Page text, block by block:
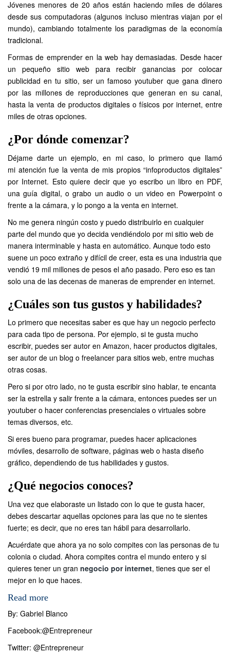
Jóvenes menores de 20 años están haciendo miles de dólares
desde sus computadoras (algunos incluso mientras viajan por el
mundo), cambiando totalmente los paradigmas de la economía
tradicional.
Formas de emprender en la web hay demasiadas. Desde hacer
un pequeño sitio web para recibir ganancias por colocar
publicidad en tu sitio, ser un famosoyoutuber que gana dinero
por las millones de reproducciones que generan en su canal,
hasta la venta de productos digitales o físicos por internet, entre
miles de otras opciones.
¿Por dónde comenzar?
Déjame darte un ejemplo, en mi caso, lo primero que llamó
mi atención fue la venta de mis propios “infoproductos digitales”
por Internet. Esto quiere decir que yo escribo un libro en PDF,
una guía digital, o grabo un audio o un video en Powerpoint o
frente a la cámara, y lo pongo a la venta en internet.
No me genera ningún costo y puedo distribuirlo en cualquier
parte del mundo que yo decida vendiéndolo por mi sitio web de
manera interminable y hasta en automático. Aunque todo esto
suene un poco extraño y difícil de creer, esta es una industria que
vendió 19 mil millones de pesos el año pasado. Pero eso es tan
solo una de las decenas de maneras de emprender en internet.
¿Cuáles son tus gustos y habilidades?
Lo primero que necesitas saber es que hay un negocio perfecto
para cada tipo de persona. Por ejemplo, si te gusta mucho
escribir, puedes ser autor en Amazon, hacer productos digitales,
ser autor de un blog o freelancer para sitios web, entre muchas
otras cosas.
Pero si por otro lado, no te gusta escribir sino hablar, te encanta
ser la estrella y salir frente a la cámara, entonces puedes ser un
youtuber o hacer conferencias presenciales o virtuales sobre
temas diversos, etc.
Si eres bueno para programar, puedes hacer aplicaciones
móviles, desarrollo de software, páginas web o hasta diseño
gráfico, dependiendo de tus habilidades y gustos.
¿Qué negocios conoces?
Una vez que elaboraste un listado con lo que te gusta hacer,
debes descartar aquellas opciones para las que no te sientes
fuerte; es decir, que no eres tan hábil para desarrollarlo.
Acuérdate que ahora ya no solo compites con las personas de tu
colonia o ciudad. Ahora compites contra el mundo entero y si
quieres tener un gran negocio por internet, tienes que ser el
mejor en lo que haces.
Read more
By: Gabriel Blanco
Facebook:@Entrepreneur
Twitter: @Entrepreneur